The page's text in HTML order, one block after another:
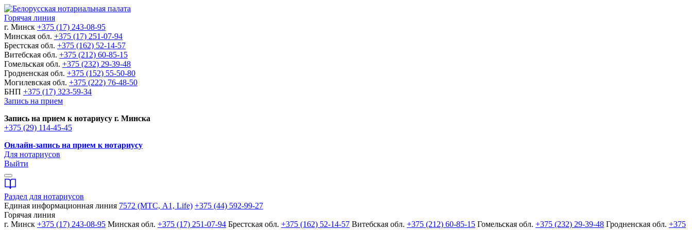
Горячая линия
г. Минск +375 (17) 243-08-95
Минская обл. +375 (17) 251-07-94
Брестская обл. +375 (162) 52-14-57
Витебская обл. +375 (212) 60-85-15
Гомельская обл. +375 (232) 29-39-48
Гродненская обл. +375 (152) 55-50-80
Могилевская обл. +375 (222) 76-48-50
БНП +375 (17) 323-59-34
Запись на прием
Запись на прием к нотариусу г. Минска
+375 (29) 114-45-45
Онлайн-запись на прием к нотариусу
Для нотариусов
Выйти
Раздел для нотариусов
Единая информационная линия 7572 (МТС, A1, Life) +375 (44) 592-99-27
Горячая линия
г. Минск +375 (17) 243-08-95 Минская обл. +375 (17) 251-07-94 Брестская обл. +375 (162) 52-14-57 Витебская обл. +375 (212) 60-85-15 Гомельская обл. +375 (232) 29-39-48 Гродненская обл. +375